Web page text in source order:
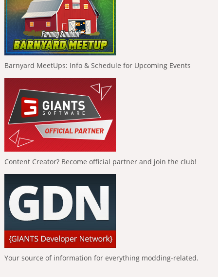
Barnyard MeetUps: Info & Schedule for Upcoming Events
Content Creator? Become official partner and join the club!
Your source of information for everything modding-related.